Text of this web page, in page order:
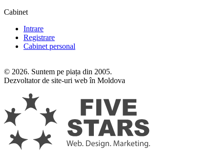
Cabinet
Intrare
Registrare
Cabinet personal
© 2026. Suntem pe piața din 2005.
Dezvoltator de site-uri web în Moldova